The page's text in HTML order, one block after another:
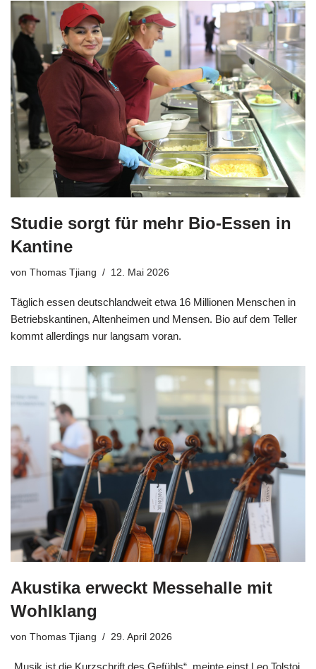
Studie sorgt für mehr Bio-Essen in
Kantine
von Thomas Tjiang 12. Mai 2026
Täglich essen deutschlandweit etwa 16 Millionen Menschen in
Betriebskantinen, Altenheimen und Mensen. Bio auf dem Teller
kommt allerdings nur langsam voran.
Akustika erweckt Messehalle mit
Wohlklang
von Thomas Tjiang 29. April 2026